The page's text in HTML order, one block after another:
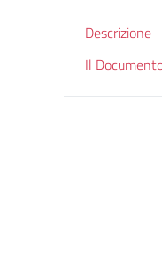
Descrizione
Il